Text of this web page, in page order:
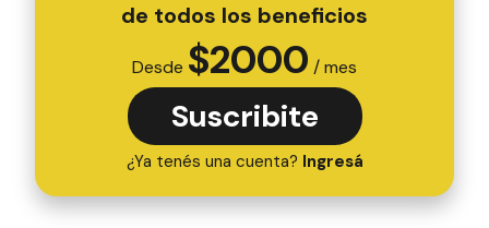
de todos los beneficios
Desde $2000 / mes
Suscribite
¿Ya tenés una cuenta? Ingresá